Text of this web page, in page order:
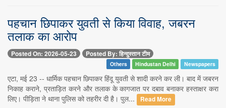
पहचान छिपाकर युवती से किया विवाह, जबरन
तलाक का आरोप
Posted On: 2026-05-23 Posted By: हिन्दुस्तान टीम
Others Hindustan Delhi Newspapers
एटा, मई 23 -- धार्मिक पहचान छिपाकर हिंदू युवती से शादी करने कर ली। बाद में जबरन
निकाह कराने, प्रताड़ित करने और तलाक के कागजात पर दबाव बनाकर हस्ताक्षर करा
लिए। पीड़िता ने थाना पुलिस को तहरीर दी है। पुल...
Read More